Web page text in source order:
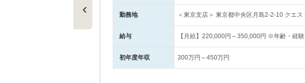
勤務地 ＜東京支店＞ 東京都中央区月島2-2-10 クエ
給与 【月給】220,000円～350,000円 ※年齢・経
初年度年収 300万円～450万円